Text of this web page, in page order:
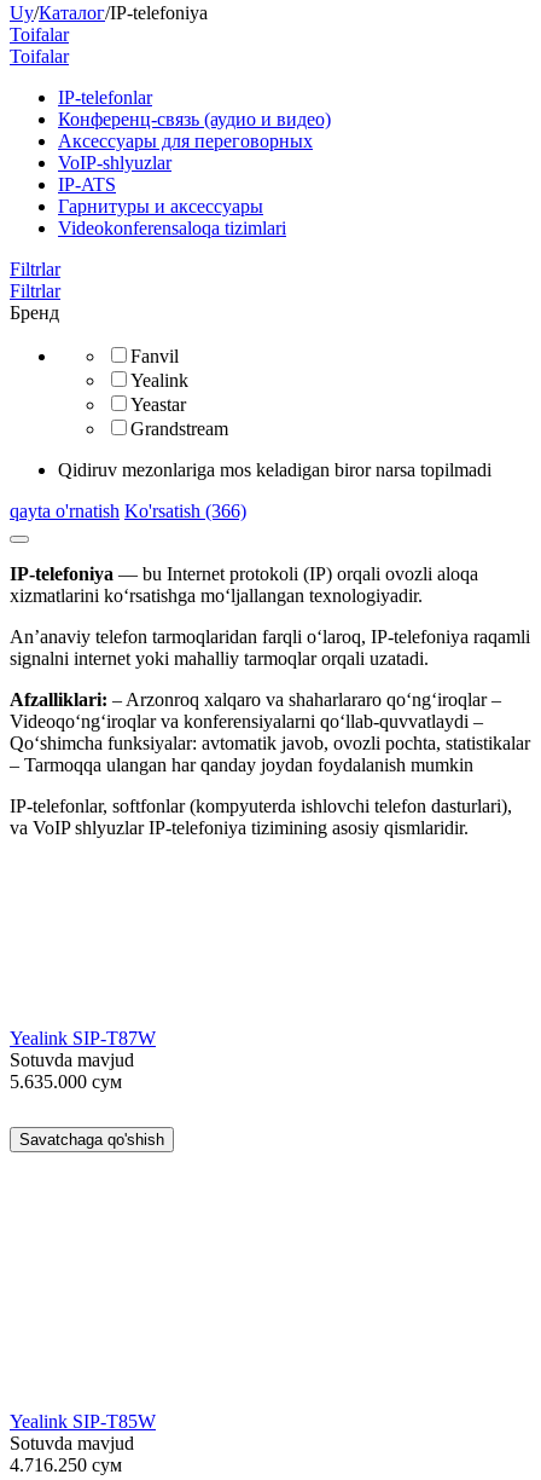
Uy/Каталог/IP-telefoniya
Toifalar
Toifalar
​IP-telefonlar
Конференц-связь (аудио и видео)
Аксессуары для переговорных
VoIP-shlyuzlar
IP-ATS
Гарнитуры и аксессуары
Videokonferensaloqa tizimlari
Filtrlar
Filtrlar
Бренд
Fanvil
Yealink
Yeastar
Grandstream
Qidiruv mezonlariga mos keladigan biror narsa topilmadi
qayta o'rnatish Ko'rsatish (366)
IP-telefoniya — bu Internet protokoli (IP) orqali ovozli aloqa
xizmatlarini ko‘rsatishga mo‘ljallangan texnologiyadir.
An’anaviy telefon tarmoqlaridan farqli o‘laroq, IP-telefoniya raqamli
signalni internet yoki mahalliy tarmoqlar orqali uzatadi.
Afzalliklari: – Arzonroq xalqaro va shaharlararo qo‘ng‘iroqlar –
Videoqo‘ng‘iroqlar va konferensiyalarni qo‘llab-quvvatlaydi –
Qo‘shimcha funksiyalar: avtomatik javob, ovozli pochta, statistikalar
– Tarmoqqa ulangan har qanday joydan foydalanish mumkin
IP-telefonlar, softfonlar (kompyuterda ishlovchi telefon dasturlari),
va VoIP shlyuzlar IP-telefoniya tizimining asosiy qismlaridir.
Yealink SIP-T87W
Sotuvda mavjud
5.635.000 сум
Savatchaga qo'shish
Yealink SIP-T85W
Sotuvda mavjud
4.716.250 сум